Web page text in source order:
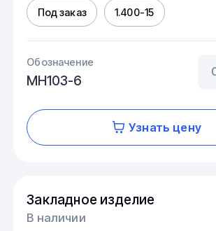
Под заказ 1.400-15
Обозначение
МН103-6
Узнать цену
Закладное изделие
В наличии